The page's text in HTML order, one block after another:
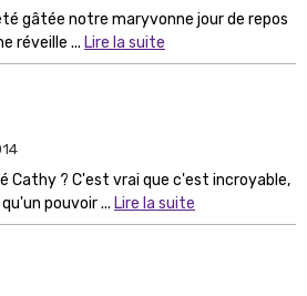
gâtée notre maryvonne jour de repos
réveille ... Lire la suite
Cathy ? C'est vrai que c'est incroyable,
pouvoir ... Lire la suite